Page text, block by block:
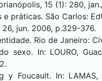
15 (1): 280,
práticas. São Carlos:
26, jun. 2006, p.329-376.
Rio de Janeiro:
sexo. In: LOURO,
y Foucault. In: